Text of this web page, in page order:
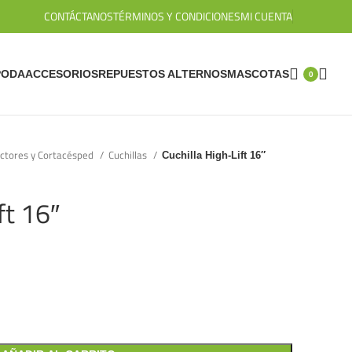
CONTÁCTANOSTÉRMINOS Y CONDICIONESMI CUENTA
ACCESORIOSREPUESTOS ALTERNOSMASCOTAS 0
y Cortacésped Cuchillas Cuchilla High-Lift 16″
16″